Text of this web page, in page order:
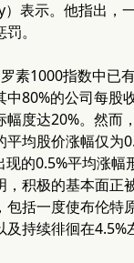
）表示。他指出，
。
素1000指数中已
中80%的公司每股
幅度达20%。然而
平均股价涨幅仅为
现的0.5%平均涨幅
，积极的基本面正
包括一度使布伦特
及持续徘徊在4.5%